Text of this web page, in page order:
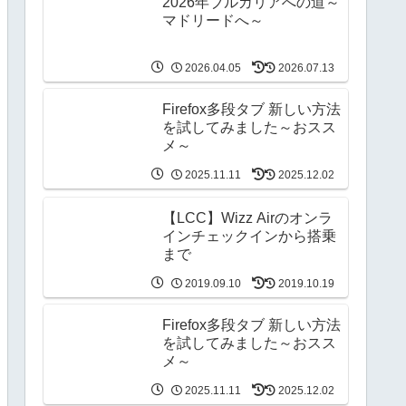
マドリードへ～
2026.04.05 2026.07.13
Firefox多段タブ 新しい方法
を試してみました～おスス
メ～
2025.11.11 2025.12.02
【LCC】Wizz Airのオンラ
インチェックインから搭乗
まで
2019.09.10 2019.10.19
Firefox多段タブ 新しい方法
を試してみました～おスス
メ～
2025.11.11 2025.12.02